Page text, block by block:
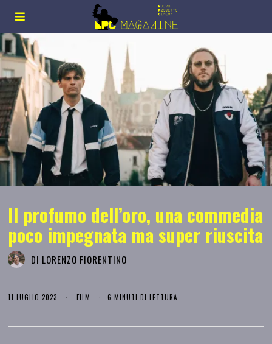
Il profumo dell’oro, una commedia
poco impegnata ma super riuscita
DI LORENZO FIORENTINO
11 LUGLIO 2023 FILM 6 MINUTI DI LETTURA